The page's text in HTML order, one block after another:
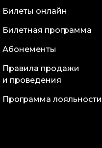
Билеты онлайн
Билетная программа
Абонементы
Правила продажи
и проведения
Программа лояльности